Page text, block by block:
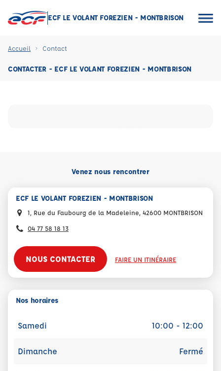
ECF LE VOLANT FOREZIEN - MONTBRISON
Accueil Contact
CONTACTER - ECF LE VOLANT FOREZIEN - MONTBRISON
Venez nous rencontrer
ECF LE VOLANT FOREZIEN - MONTBRISON
1, Rue du Faubourg de la Madeleine, 42600 MONTBRISON
04 77 58 18 13
NOUS CONTACTER FAIRE UN ITINÉRAIRE
Nos horaires
Samedi 10:00 - 12:00
Dimanche Fermé